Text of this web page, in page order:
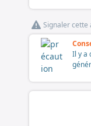
Signaler cette
Il y a